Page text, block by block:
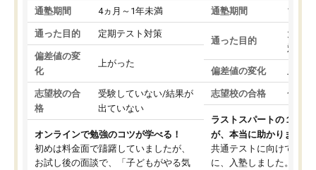
通塾期間 4ヵ月～1年未満
通った目的 定期テスト対策
偏差値の変
化
上がった
志望校の合
格
受験していない/結果が
出ていない
オンラインで勉強のコツが学べる！
初めは料金面で躊躇していましたが、
お試し後の面談で、「子どもがやる気
通塾期間 1～3
通った目的
大学
対策
偏差値の変化 上が
志望校の合格 合格
ラストスパートの１か月
が、本当に助かりました
共通テストに向けての追
に、入塾しました。田舎